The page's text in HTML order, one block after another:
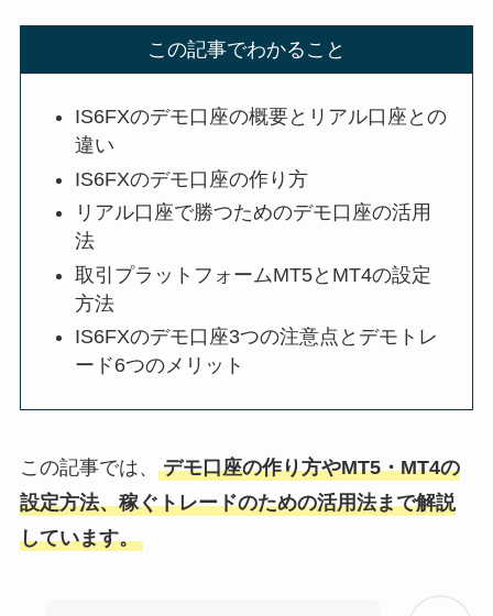
この記事でわかること
IS6FXのデモ口座の概要とリアル口座との
違い
IS6FXのデモ口座の作り方
リアル口座で勝つためのデモ口座の活用
法
取引プラットフォームMT5とMT4の設定
方法
IS6FXのデモ口座3つの注意点とデモトレ
ード6つのメリット
この記事では、
デモ口座の作り方やMT5・MT4の
設定方法、稼ぐトレードのための活用法まで解説
しています。